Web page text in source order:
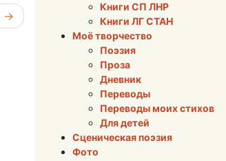
Книги СП ЛНР
Книги ЛГ СТАН
Моё творчество
Поэзия
Проза
Дневник
Переводы
Переводы моих стихов
Для детей
Сценическая поэзия
Фото